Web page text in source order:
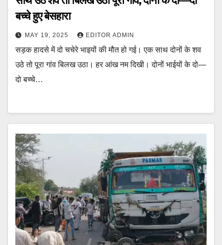
बच्चे हुए बेसहारा
MAY 19, 2025 EDITOR ADMIN
सड़क हादसे में दो चचेरे भाइयों की मौत हो गई। एक साथ दोनों के शव
उठे तो पूरा गांव बिलख उठा। हर आंख नम दिखी। दोनों भाईयों के दो—
दो बच्चे…